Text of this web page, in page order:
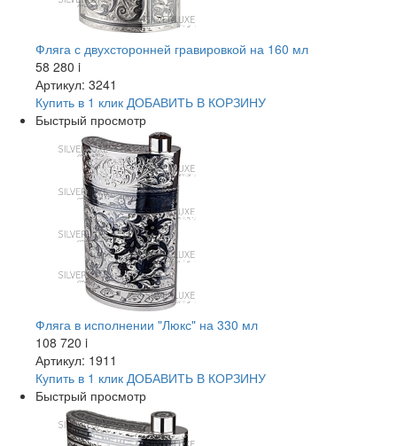
Фляга с двухсторонней гравировкой на 160 мл
58 280 i
Артикул: 3241
Купить в 1 клик ДОБАВИТЬ В КОРЗИНУ
Быстрый просмотр
Фляга в исполнении "Люкс" на 330 мл
108 720 i
Артикул: 1911
Купить в 1 клик ДОБАВИТЬ В КОРЗИНУ
Быстрый просмотр